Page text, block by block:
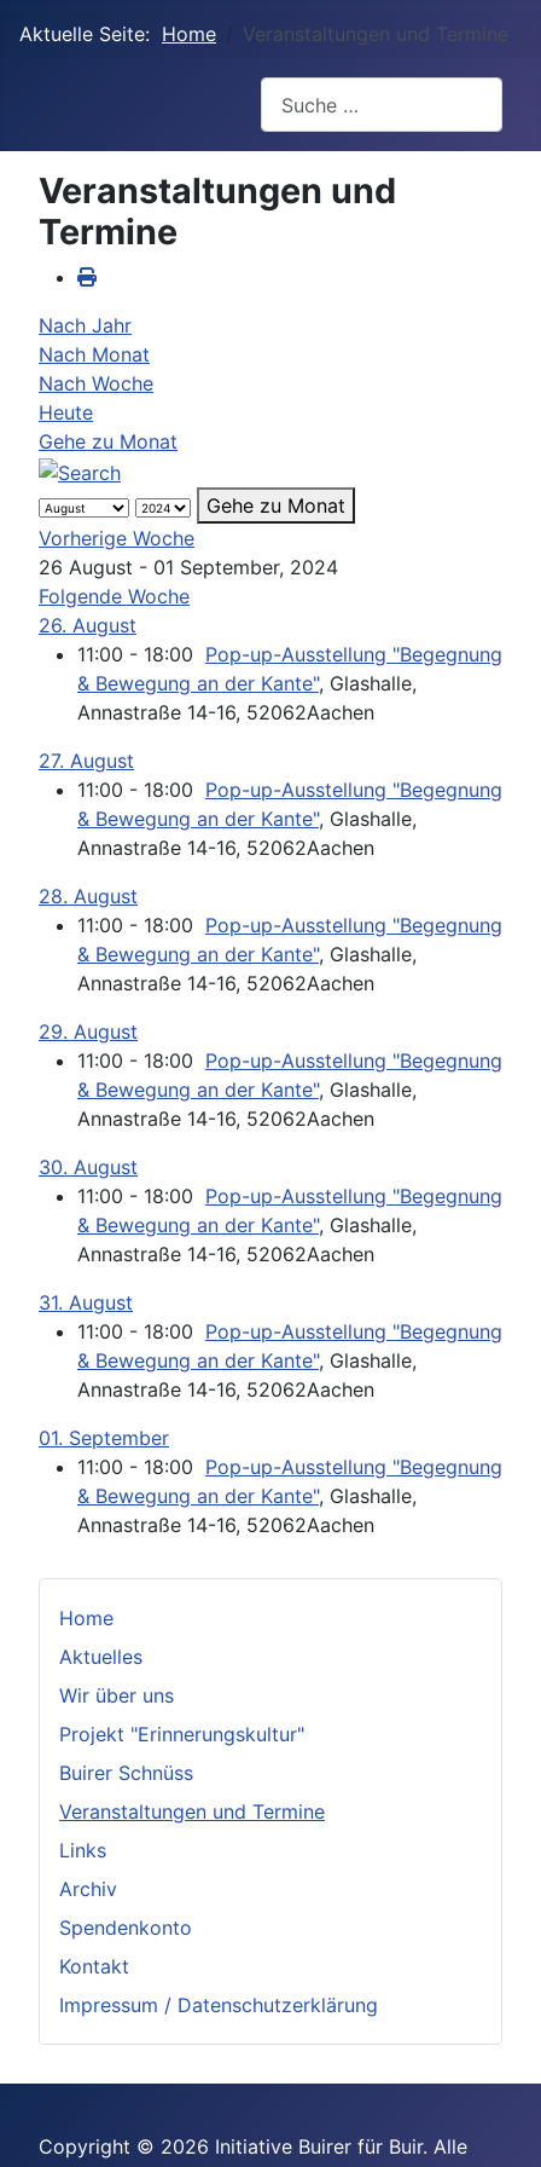
Aktuelle Seite: Home Veranstaltungen und Termine
Home
Aktuelles
Wir über uns
Projekt "Erinnerungskultur"
Buirer Schnüss
Veranstaltungen und Termine
Links
Archiv
Spendenkonto
Kontakt
Impressum / Datenschutzerklärung
Veranstaltungen und
Termine
Nach Jahr
Nach Monat
Nach Woche
Heute
Gehe zu Monat
Gehe zu Monat
Vorherige Woche
26 August - 01 September, 2024
Folgende Woche
26. August
11:00 - 18:00 Pop-up-Ausstellung "Begegnung
& Bewegung an der Kante", Glashalle,
Annastraße 14-16, 52062Aachen
27. August
11:00 - 18:00 Pop-up-Ausstellung "Begegnung
& Bewegung an der Kante", Glashalle,
Annastraße 14-16, 52062Aachen
28. August
11:00 - 18:00 Pop-up-Ausstellung "Begegnung
& Bewegung an der Kante", Glashalle,
Annastraße 14-16, 52062Aachen
29. August
11:00 - 18:00 Pop-up-Ausstellung "Begegnung
& Bewegung an der Kante", Glashalle,
Annastraße 14-16, 52062Aachen
30. August
11:00 - 18:00 Pop-up-Ausstellung "Begegnung
& Bewegung an der Kante", Glashalle,
Annastraße 14-16, 52062Aachen
31. August
11:00 - 18:00 Pop-up-Ausstellung "Begegnung
& Bewegung an der Kante", Glashalle,
Annastraße 14-16, 52062Aachen
01. September
11:00 - 18:00 Pop-up-Ausstellung "Begegnung
& Bewegung an der Kante", Glashalle,
Annastraße 14-16, 52062Aachen
Copyright © 2026 Initiative Buirer für Buir. Alle